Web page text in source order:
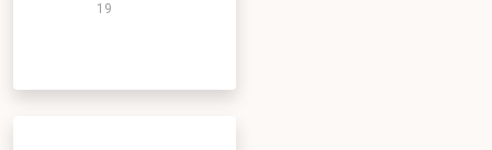
19